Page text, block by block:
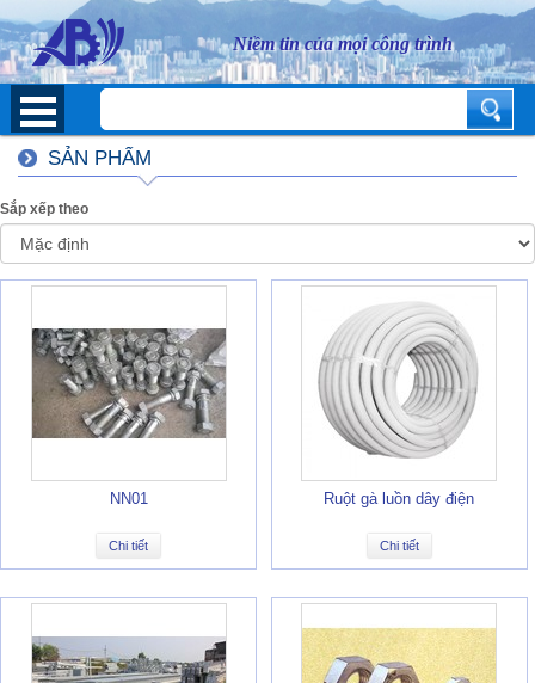
Niềm tin của mọi công trình
SẢN PHẨM
Sắp xếp theo
NN01
Chi tiết
Ruột gà luồn dây điện
Chi tiết